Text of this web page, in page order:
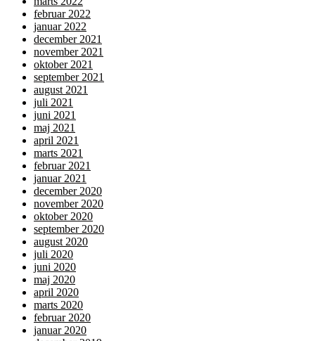
februar 2022
januar 2022
december 2021
november 2021
oktober 2021
september 2021
august 2021
juli 2021
juni 2021
maj 2021
april 2021
marts 2021
februar 2021
januar 2021
december 2020
november 2020
oktober 2020
september 2020
august 2020
juli 2020
juni 2020
maj 2020
april 2020
marts 2020
februar 2020
januar 2020